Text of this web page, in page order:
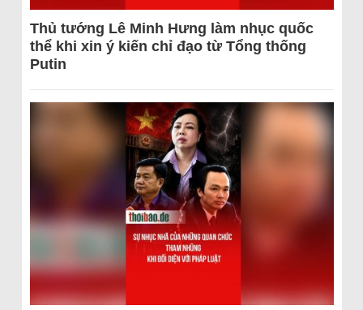
Thủ tướng Lê Minh Hưng làm nhục quốc
thể khi xin ý kiến chỉ đạo từ Tổng thống
Putin